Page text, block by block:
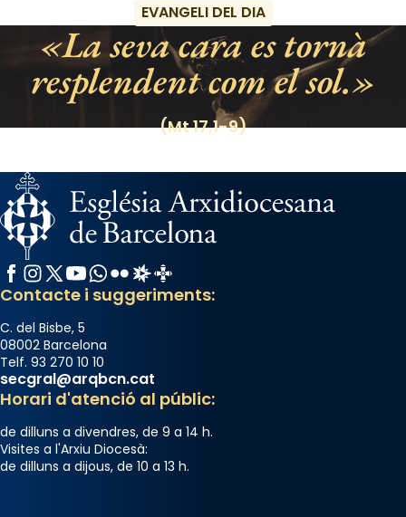
EVANGELI DEL DIA
La seva cara es tornà
resplendent com el sol.
(Mt 17,1-9)
Facebook
Instagram
X / Twitter
YouTube
WhatsApp
FlickrRadio Estel
Catalunya Cristiana
Contacte i suggeriments:
C. del Bisbe, 5
08002 Barcelona
Telf. 93 270 10 10
secgral@arqbcn.cat
Horari d'atenció al públic:
de dilluns a divendres, de 9 a 14 h.
Visites a l'Arxiu Diocesà:
de dilluns a dijous, de 10 a 13 h.